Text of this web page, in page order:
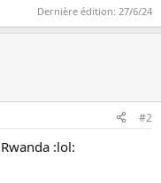
Dernière édition: 27/6/24
#2
:lol: